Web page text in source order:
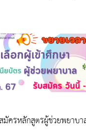
าธารณสุข รุ่นที่ 1 /2567
มัครหลักสูตรผู้ช่วยพยาบา